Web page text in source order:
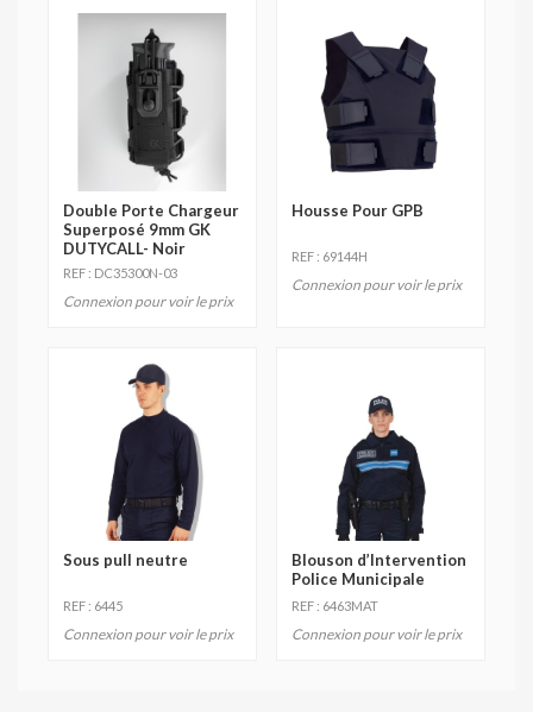
Double Porte Chargeur
Superposé 9mm GK
DUTYCALL- Noir
REF : DC35300N-03
Connexion pour voir le prix
Housse Pour GPB
REF : 69144H
Connexion pour voir le prix
Sous pull neutre
REF : 6445
Connexion pour voir le prix
Blouson d’Intervention
Police Municipale
REF : 6463MAT
Connexion pour voir le prix